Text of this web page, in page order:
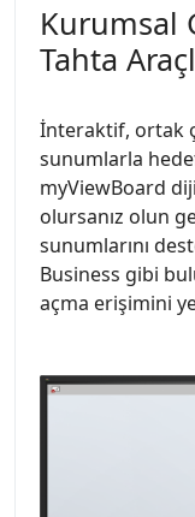
Kurumsal
Tahta
İnteraktif, ortak
sunumlarla
myViewBoard
olursanız olun
sunumlarını
Business gibi
açma erişimini